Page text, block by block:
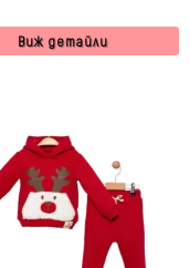
Виж детайли